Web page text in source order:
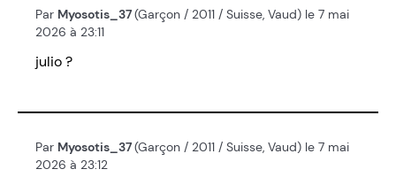
Par Myosotis_37(Garçon / 2011 / Suisse, Vaud) le 7 mai
2026 à 23:11
julio ?
Par Myosotis_37(Garçon / 2011 / Suisse, Vaud) le 7 mai
2026 à 23:12